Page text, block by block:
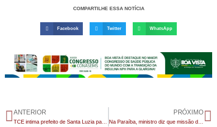
COMPARTILHE ESSA NOTÍCIA
Facebook Twitter WhatsApp
ANTERIOR PRÓXIMO